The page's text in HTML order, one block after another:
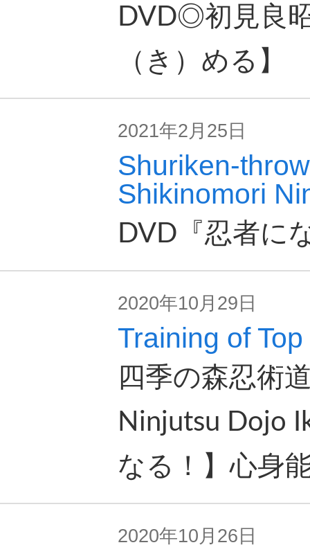
DVD◎初見良
（き）める】
2021年2月25日
Shuriken-
Shikinomori
DVD『忍者に
2020年10月29日
Training of
四季の森忍術
Ninjutsu Dojo
なる！】心身
2020年10月26日